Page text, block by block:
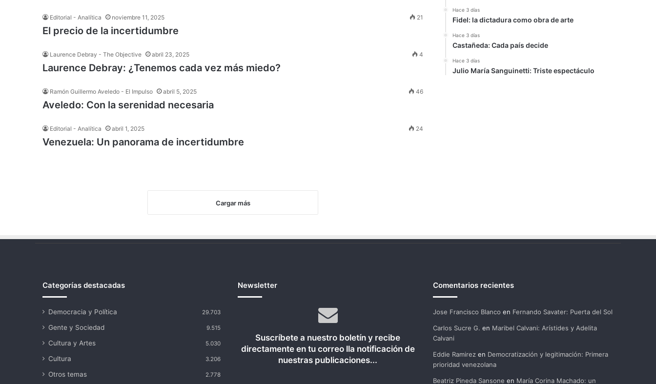
Editorial - Analítica noviembre 11, 2025 21
El precio de la incertidumbre
Laurence Debray - The Objective abril 23, 2025 4
Laurence Debray: ¿Tenemos cada vez más miedo?
Ramón Guillermo Aveledo - El Impulso abril 5, 2025 46
Aveledo: Con la serenidad necesaria
Editorial - Analítica abril 1, 2025 24
Venezuela: Un panorama de incertidumbre
Cargar más
Hace 3 días
Fidel: la dictadura como obra de arte
Hace 3 días
Castañeda: Cada país decide
Hace 3 días
Julio María Sanguinetti: Triste espectáculo
Categorías destacadas
Democracia y Política 29.703
Gente y Sociedad 9.515
Cultura y Artes 5.030
Cultura 3.206
Otros temas 2.778
Newsletter
Suscríbete a nuestro boletín y recibe
directamente en tu correo lla notificación de
nuestras publicaciones...
Comentarios recientes
Jose Francisco Blanco en Fernando Savater: Puerta del Sol
Carlos Sucre G. en Maribel Calvani: Arístides y Adelita
Calvani
Eddie Ramirezen Democratización y legitimación: Primera
prioridad venezolana
Beatriz Pineda Sansone en María Corina Machado: un